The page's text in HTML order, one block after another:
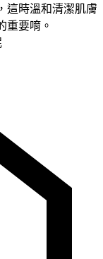
這時溫和清潔肌膚
重要唷。